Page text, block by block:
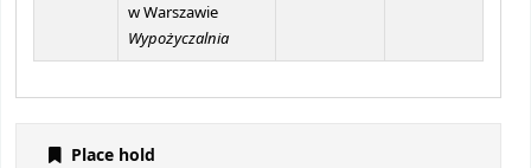
w Warszawie
Wypożyczalnia
Place hold